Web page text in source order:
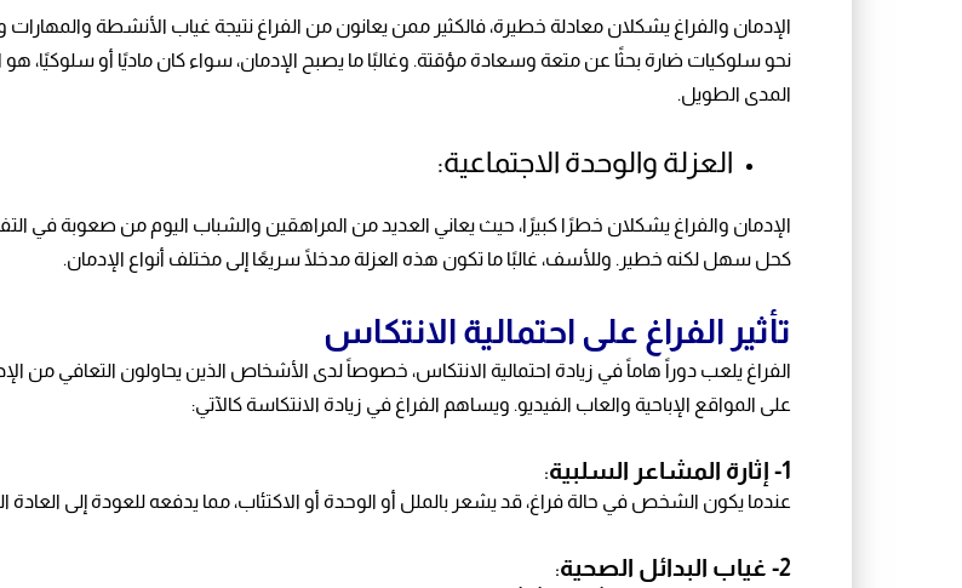
الإدمان والفراغ يشكلان معادلة خطيرة، فالكثير ممن يعانون من الفراغ نتيجة غياب الأنشطة
نحو سلوكيات ضارة بحثًا عن متعة وسعادة مؤقتة. وغالبًا ما يصبح الإدمان، سواء كان ماديًا أو سلوكيًا،
المدى الطويل.
العزلة والوحدة الاجتماعية:
الإدمان والفراغ يشكلان خطرًا كبيرًا، حيث يعاني العديد من المراهقين والشباب اليوم من صعوبة في
كحل سهل لكنه خطير. وللأسف، غالبًا ما تكون هذه العزلة مدخلًا سريعًا إلى مختلف أنواع الإدمان.
تأثير الفراغ على احتمالية الانتكاس
الفراغ يلعب دوراً هاماً في زيادة احتمالية الانتكاس، خصوصاً لدى الأشخاص الذين يحاولون التعافي من
على المواقع الإباحية والعاب الفيديو. ويساهم الفراغ في زيادة الانتكاسة كالآتي:
1- إثارة المشاعر السلبية :
عندما يكون الشخص في حالة فراغ، قد يشعر بالملل أو الوحدة أو الاكتئاب، مما يدفعه للعودة إلى
2- غياب البدائل الصحية :